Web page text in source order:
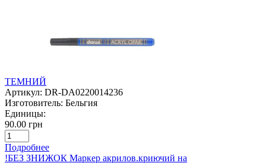
ТЕМНИЙ
Артикул: DR-DA0220014236
Изготовитель: Бельгия
Единицы:
90.00 грн
Подробнее
!БЕЗ ЗНИЖОК Маркер акрилов.криючий на